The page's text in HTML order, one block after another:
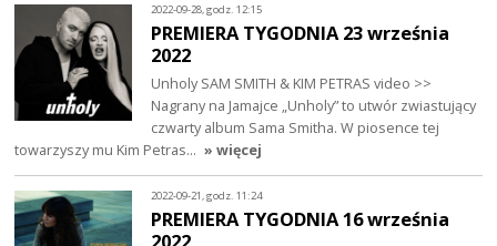
2022-09-28, godz. 12:15
PREMIERA TYGODNIA 23 września
2022
Unholy SAM SMITH & KIM PETRAS video >>
Nagrany na Jamajce „Unholy” to utwór zwiastujący
czwarty album Sama Smitha. W piosence tej
towarzyszy mu Kim Petras… » więcej
2022-09-21, godz. 11:24
PREMIERA TYGODNIA 16 września